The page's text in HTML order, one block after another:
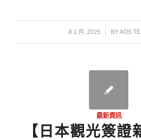
8 1 月, 2025
/ BYAOS
最新資訊
【日本觀光簽證